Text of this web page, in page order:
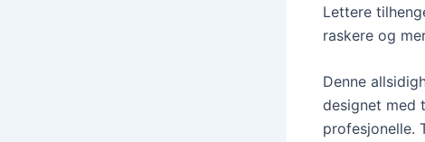
Lettere
raskere og
Denne
designet med
profesjonelle.